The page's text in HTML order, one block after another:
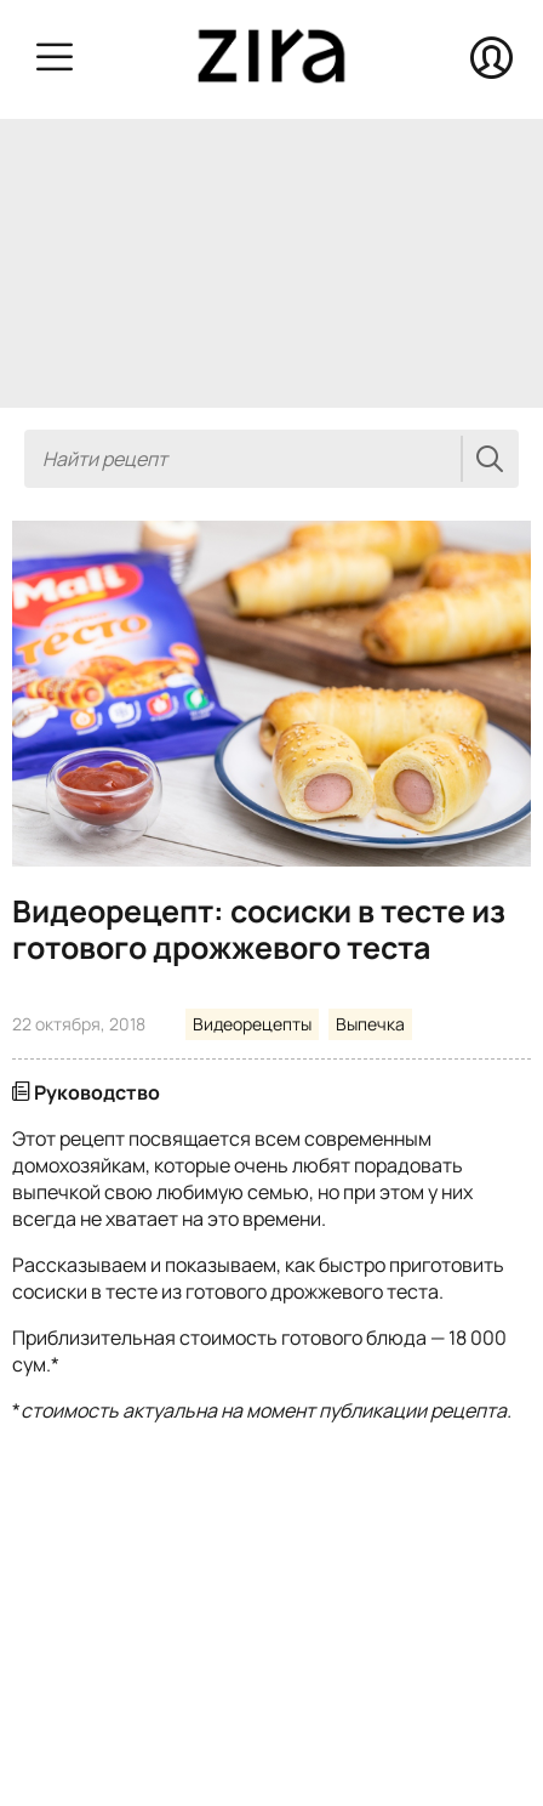
Видеорецепт: сосиски в тесте из
готового дрожжевого теста
22 октября, 2018 Видеорецепты Выпечка
Руководство
Этот рецепт посвящается всем современным
домохозяйкам, которые очень любят порадовать
выпечкой свою любимую семью, но при этом у них
всегда не хватает на это времени.
Рассказываем и показываем, как быстро приготовить
сосиски в тесте из готового дрожжевого теста.
Приблизительная стоимость готового блюда — 18 000
сум.*
*стоимость актуальна на момент публикации рецепта.